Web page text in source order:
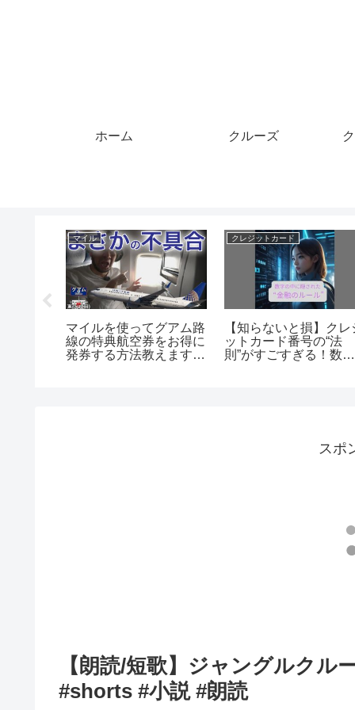
ホーム クルーズ
クルーズ
【クルーズコレクショ
ン】ミルフォードサウン
ド/ニュージーランド
クルーズ
Bosphorus Dinner
Cruise with Turkish
Night Shows | Istanbul
スポ
【朗読/短歌】ジャングルク
#shorts #小説 #朗読